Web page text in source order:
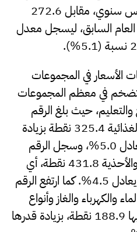
قدرها 13.8 نقطة على أساس سنوي، مقابل 272.6
السابق، ليسجل معدل
الأسعار في المجموعات
في معظم المجموعات
حيث بلغ الرقم
القياسي في مجموعة المواد الغذائية 325.4 نقطة بزيادة
قدرها 15.4 نقطة، أي ما يعادل 5.0%، وسجل الرقم
القياسي لمجموعة الملابس والأحذية 431.8 نقطة، أي
بارتفاع قدره 18.7 نقطة ما يعادل 4.5%. كما ارتفع الرقم
والكهرباء والغاز وأنواع
الوقود الأخرى فقد سجل فيها 188.9 نقطة، بزيادة قدرها